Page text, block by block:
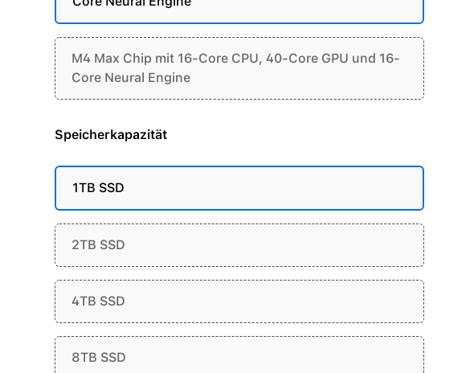
M4 Max Chip mit 16-Core CPU, 40-Core GPU und 16-
Core Neural Engine
Speicherkapazität
1TB SSD
2TB SSD
4TB SSD
8TB SSD